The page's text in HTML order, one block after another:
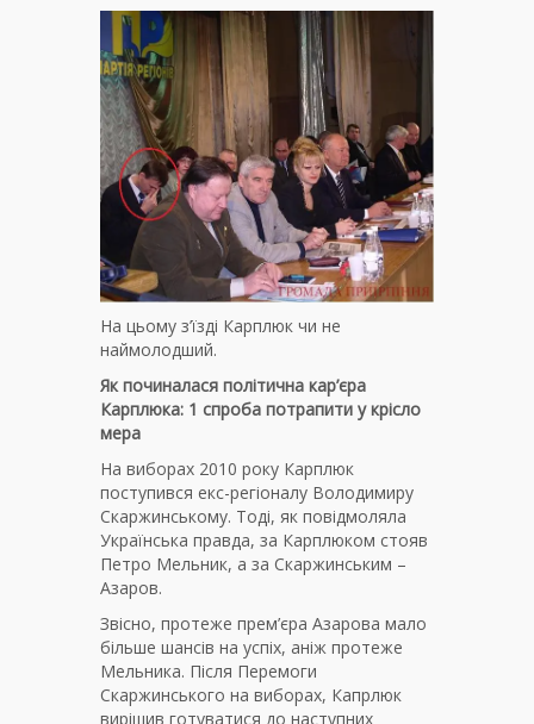
На цьому з’їзді Карплюк чи не
наймолодший.
Як починалася політична кар’єра
Карплюка: 1 спроба потрапити у крісло
мера
На виборах 2010 року Карплюк
поступився екс-регіоналу Володимиру
Скаржинському. Тоді, як повідмоляла
Українська правда, за Карплюком стояв
Петро Мельник, а за Скаржинським –
Азаров.
Звісно, протеже прем’єра Азарова мало
більше шансів на успіх, аніж протеже
Мельника. Після Перемоги
Скаржинського на виборах, Капрлюк
вирішив готуватися до наступних